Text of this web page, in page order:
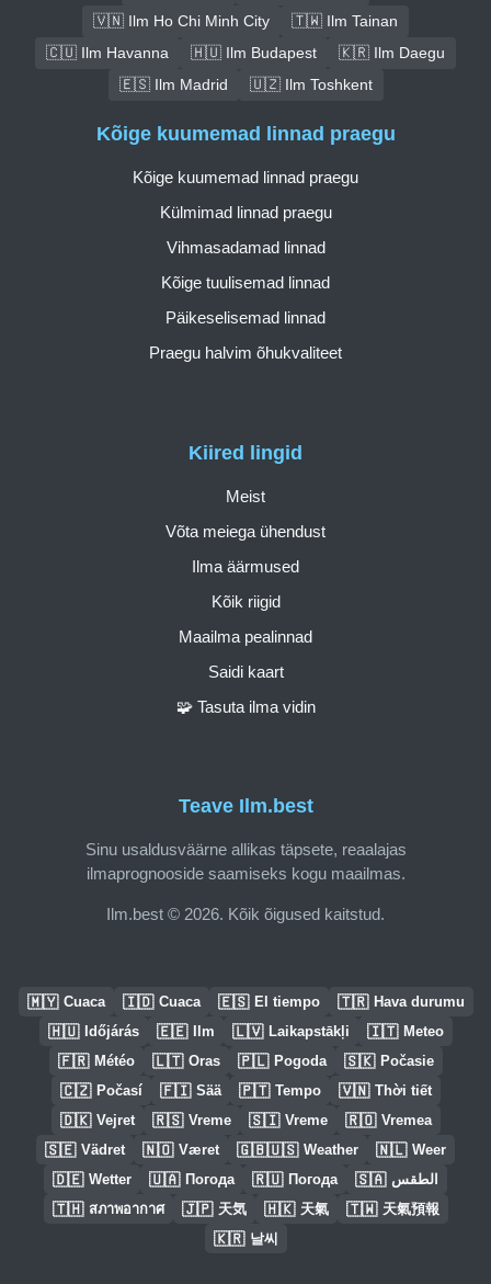
🇻🇳 Ilm Ho Chi Minh City
🇹🇼 Ilm Tainan
🇨🇺 Ilm Havanna
🇭🇺 Ilm Budapest
🇰🇷 Ilm Daegu
🇪🇸 Ilm Madrid
🇺🇿 Ilm Toshkent
Teave Ilm.best
Sinu usaldusväärne allikas täpsete, reaalajas
ilmaprognooside saamiseks kogu maailmas.
Ilm.best © 2026. Kõik õigused kaitstud.
Kiired lingid
Meist
Võta meiega ühendust
Ilma äärmused
Kõik riigid
Maailma pealinnad
Saidi kaart
🧩 Tasuta ilma vidin
Kõige kuumemad linnad praegu
Kõige kuumemad linnad praegu
Külmimad linnad praegu
Vihmasadamad linnad
Kõige tuulisemad linnad
Päikeselisemad linnad
Praegu halvim õhukvaliteet
🇲🇾 Cuaca 🇮🇩 Cuaca 🇪🇸 El tiempo 🇹🇷 Hava durumu
🇭🇺 Időjárás 🇪🇪 Ilm 🇱🇻 Laikapstākļi 🇮🇹 Meteo
🇫🇷 Météo 🇱🇹 Oras 🇵🇱 Pogoda 🇸🇰 Počasie
🇨🇿 Počasí 🇫🇮 Sää 🇵🇹 Tempo 🇻🇳 Thời tiết
🇩🇰 Vejret 🇷🇸 Vreme 🇸🇮 Vreme 🇷🇴 Vremea
🇸🇪 Vädret 🇳🇴 Været 🇬🇧🇺🇸 Weather 🇳🇱 Weer
🇩🇪 Wetter 🇺🇦 Погода 🇷🇺 Погода 🇸🇦 الطقس
🇹🇭 สภาพอากาศ 🇯🇵 天気 🇭🇰 天氣 🇹🇼 天氣預報
🇰🇷 날씨